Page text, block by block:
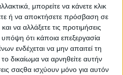
μπορείτε να κάνετε κλικ
ή να αποκτήσετε πρόσβαση σε
να αλλάξετε τις προτιμήσεις
υπόψη ότι κάποια επεξεργασία
ενδέχεται να μην απαιτεί τη
δικαίωμα να αρνηθείτε αυτήν
σαςθα ισχύουν μόνο για αυτόν